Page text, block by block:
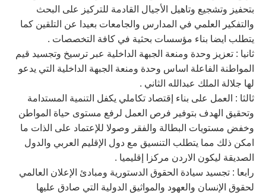
بتحفيز وتشجيع وتاهيل الأجيال القادمة للتركيز على البحث
والتفكير العلمي في المدارس والجامعات بعيدا عن التلقين كما
يتطلب ايضا بناء مؤسسات بحثية في كافة التخصصات .
ثانيا : تعزيز وحدة ومنعة الجبهة الداخلية عبر ترسيخ وتجسيد قيم
المواطنة الفاعلة اساس وحدة ومنعة الجبهة الداخلية التي يدعو
لها جلالة الملك عبدالله الثاني .
ثالثا : العمل على بناء إقتصاد تكاملي يكفل التنمية المستدامة
وتحقيق الهدف بتوفير فرص العمل لرفع مستوى حياة المواطن
وخفض مستويات البطالة والفقر وصولا للإعتماد على الذات ما
امكن ذلك مما يتطلب التنسيق مع دول الإقليم العربي والدول
الصديقة ليكون الاردن مركزا إقليميا .
رابعا : تجسيد سيادة الحقوق الدستورية ومبادئ الإعلان العالمي
لحقوق الإنسان والعهود والمواثيق الدولية التي صادق عليها